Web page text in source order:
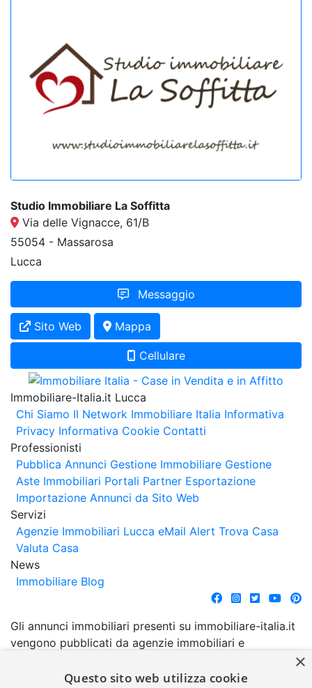
Studio Immobiliare La Soffitta
Via delle Vignacce, 61/B
55054 - Massarosa
Lucca
Messaggio
Sito Web Mappa
Cellulare
Immobiliare-Italia.it Lucca
Chi Siamo Il Network Immobiliare Italia Informativa
Privacy Informativa Cookie Contatti
Professionisti
Pubblica Annunci Gestione Immobiliare Gestione
Aste Immobiliari Portali Partner Esportazione
Importazione Annunci da Sito Web
Servizi
Agenzie Immobiliari Lucca eMail Alert Trova Casa
Valuta Casa
News
Immobiliare Blog
Gli annunci immobiliari presenti su immobiliare-italia.it
vengono pubblicati da agenzie immobiliari e
comporta l'approvazione o l'avallo da parte di
×
Questo sito web utilizza cookie